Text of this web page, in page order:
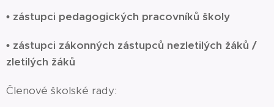
• zástupci pedagogických pracovníků školy
• zástupci zákonných zástupců nezletilých žáků /
zletilých žáků
Členové školské rady: